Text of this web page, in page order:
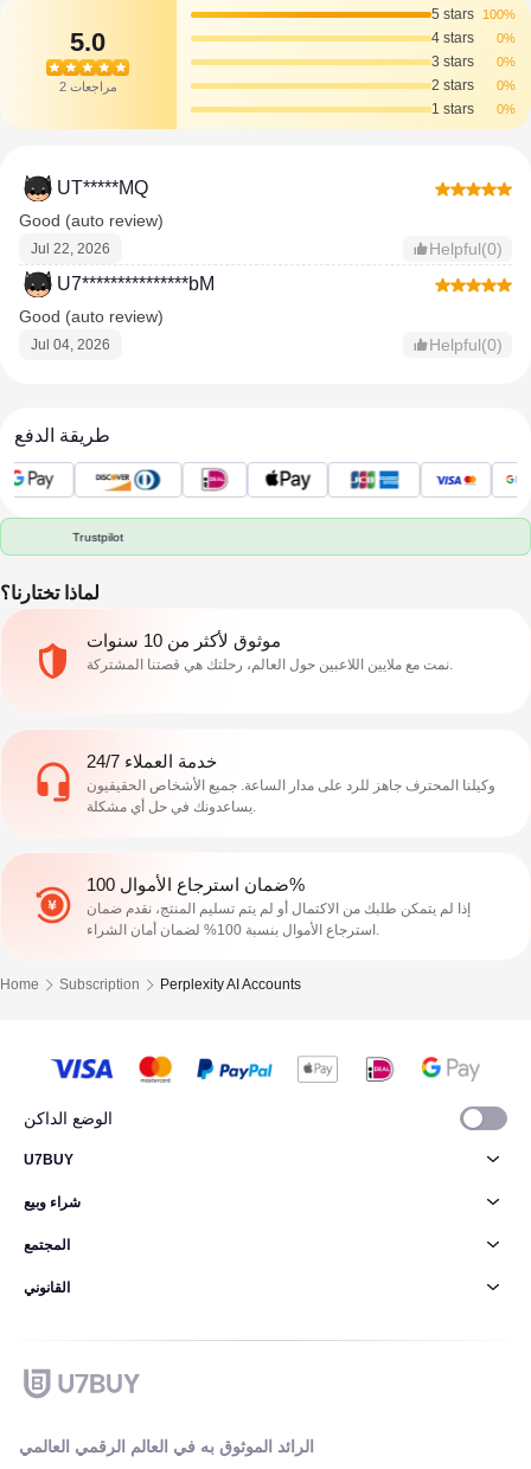
5.0
2 مراجعات
5 stars 100%
4 stars 0%
3 stars 0%
2 stars 0%
1 stars 0%
UT*****MQ
Good (auto review)
Jul 22, 2026 Helpful(0)
U7***************bM
Good (auto review)
Jul 04, 2026 Helpful(0)
طريقة الدفع
Trustpilot
لماذا تختارنا؟
موثوق لأكثر من 10 سنوات
نمت مع ملايين اللاعبين حول العالم، رحلتك هي قصتنا المشتركة.
خدمة العملاء 24/7
وكيلنا المحترف جاهز للرد على مدار الساعة. جميع الأشخاص الحقيقيون
يساعدونك في حل أي مشكلة.
ضمان استرجاع الأموال 100%
إذا لم يتمكن طلبك من الاكتمال أو لم يتم تسليم المنتج، نقدم ضمان
استرجاع الأموال بنسبة 100% لضمان أمان الشراء.
Home Subscription Perplexity AI Accounts
الوضع الداكن
الرائد الموثوق به في العالم الرقمي العالمي
U7BUY
شراء وبيع
المجتمع
القانوني